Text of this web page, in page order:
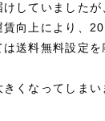
していましたが
賃向上により、
送料無料設定を
くなってしま